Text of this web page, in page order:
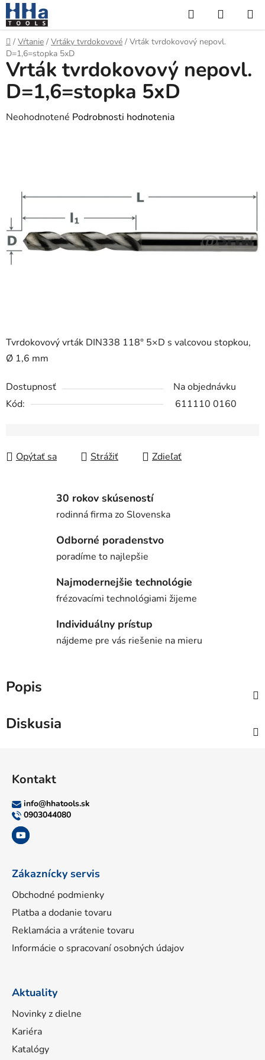
Prejsť
na
obsah
Hľadať
KOŠÍK
Domov
/ Vŕtanie / Vrtáky tvrdokovové / Vrták tvrdokovový nepovl.
D=1,6=stopka 5xD
Tvrdokovový vrták DIN338 118° 5×D s valcovou stopkou,
Ø 1,6 mm
Dostupnosť
Na objednávku
Kód:
611110 0160
Opýtať sa Strážiť Zdieľať
Vrták tvrdokovový nepovl.
D=1,6=stopka 5xD
Priemerné
hviezdičiek.
Neohodnotené Podrobnosti hodnotenia
30 rokov skúseností
rodinná firma zo Slovenska
Odborné poradenstvo
poradíme to najlepšie
Najmodernejšie technológie
frézovacími technológiami žijeme
Individuálny prístup
nájdeme pre vás riešenie na mieru
Popis
Diskusia
Kontakt
info@hhatools.sk
0903044080
Zákaznícky servis
Obchodné podmienky
Platba a dodanie tovaru
Reklamácia a vrátenie tovaru
Informácie o spracovaní osobných údajov
Aktuality
Novinky z dielne
Kariéra
Katalógy